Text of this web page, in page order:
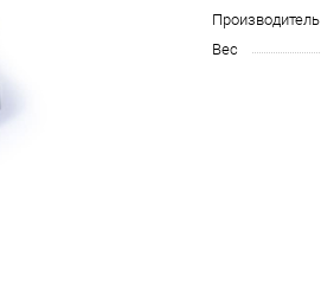
Производитель
Вес